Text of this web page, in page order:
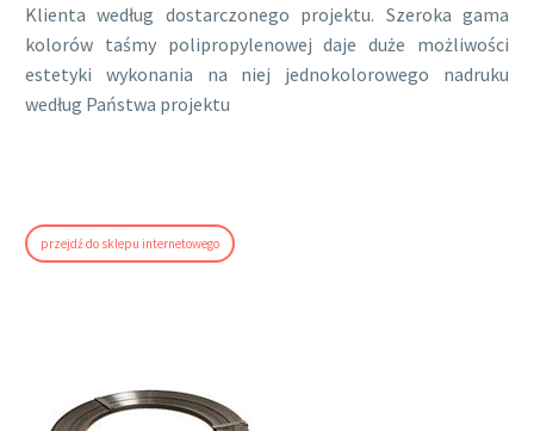
Klienta według dostarczonego projektu. Szeroka gama
kolorów taśmy polipropylenowej daje duże możliwości
estetyki wykonania na niej jednokolorowego nadruku
według Państwa projektu
przejdź do sklepu internetowego